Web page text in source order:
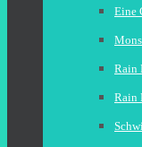
Eine
Rain
Rain